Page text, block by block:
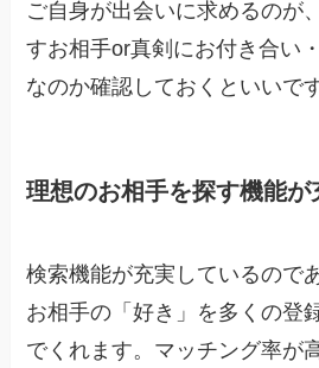
ご自身が出会いに求めるのが
すお相手or真剣にお付き合い
なのか確認しておくといいで
理想のお相手を探す機能が
検索機能が充実しているので
お相手の「好き」を多くの登
でくれます。マッチング率が